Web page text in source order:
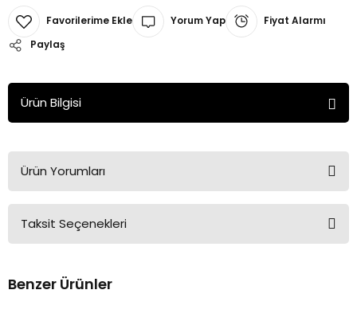
Yorum Yap
Fiyat Alarmı
Paylaş
Ürün Bilgisi
Ürün Yorumları
Bu ürüne ilk yorumu siz yapın!
Taksit Seçenekleri
Benzer Ürünler